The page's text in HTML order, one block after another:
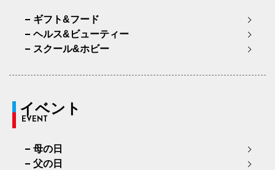
ギフト&フード
ヘルス&ビューティー
スクール&ホビー
イベント
EVENT
母の日
父の日